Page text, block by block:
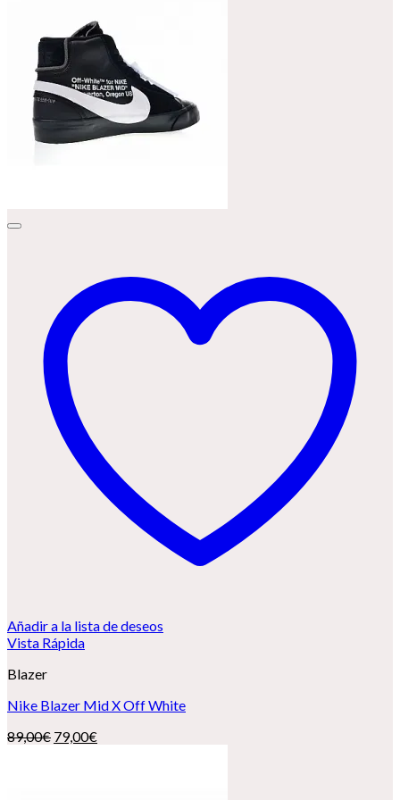
Añadir a la lista de deseos
Vista Rápida
Blazer
Nike Blazer Mid X Off White
89,00€ El
79,00€